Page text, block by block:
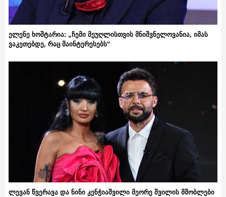
ელენე ხოშტარია: „ჩემი მეუღლისთვის მნიშვნელოვანია, იმას
ვაკეთებდე, რაც მაინტერესებს“
ლევან წვერავა და ნინი კენჭიაშვილი მეორე შვილის მშობლები